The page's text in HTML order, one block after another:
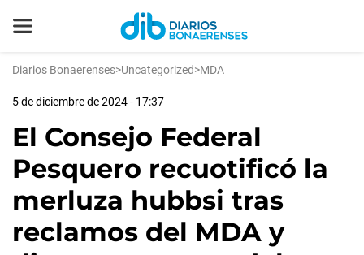
Diarios Bonaerenses>Uncategorized>MDA
5 de diciembre de 2024 - 17:37
El Consejo Federal
Pesquero recuotificó la
merluza hubbsi tras
reclamos del MDA y